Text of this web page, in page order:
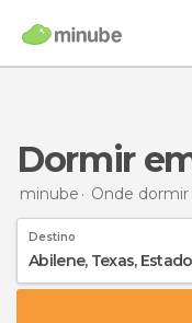
Dormir
minube Onde
Destino